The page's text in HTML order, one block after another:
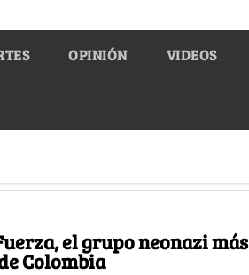
OPINIÓN VIDEOS
el grupo neonazi más
Colombia